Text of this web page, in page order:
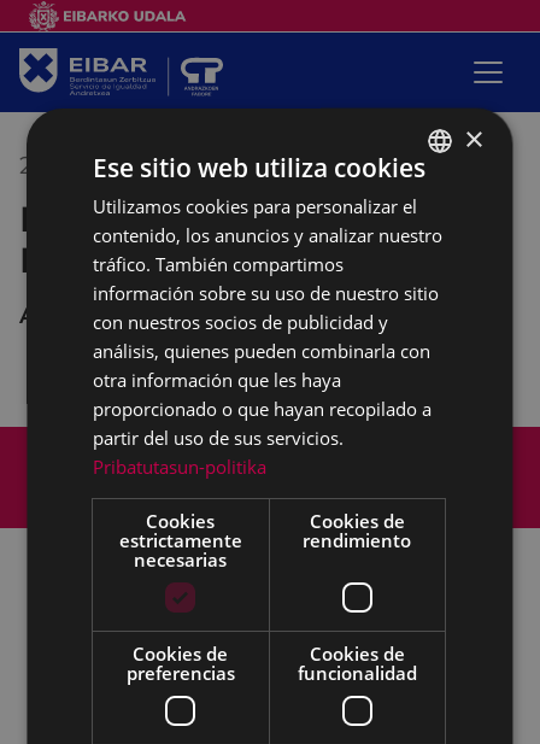
25/02/2019 17:00 -19:30
Reunión de la Mesa de la
Mujer
Andretxea
Mapa del Sitio
Aviso legal
Política de cookies
Accesibilidad
Todas las redes sociales del Ayuntamiento
Eibarko Andretxea - Isasi kalea, 11 | 20600 Eibar
Andretxea: 943 54 39 38
Igualdad: 943 70 84 40
andretxea@eibar.eus
berdintasuna@eibar.eus
IFZ: P2003100A | DIR3 L01200300
BASQUE
SPANISH
×
Ese sitio web utiliza cookies
Utilizamos cookies para personalizar el
contenido, los anuncios y analizar nuestro
tráfico. También compartimos
información sobre su uso de nuestro sitio
con nuestros socios de publicidad y
análisis, quienes pueden combinarla con
otra información que les haya
proporcionado o que hayan recopilado a
partir del uso de sus servicios.
Pribatutasun-politika
Cookies
estrictamente
necesarias
Cookies de
rendimiento
Cookies de
preferencias
Cookies de
funcionalidad